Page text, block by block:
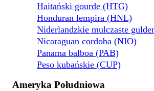
Haitański gourde (HTG)
Honduran lempira (HNL)
Niderlandzkie mulczaste
Nicaraguan cordoba (NIO)
Panama balboa (PAB)
Peso kubańskie (CUP)
Ameryka Południowa